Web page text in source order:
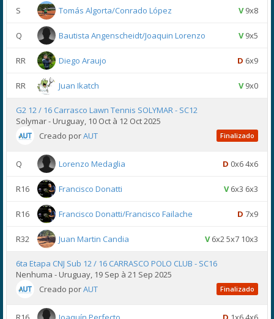
S Tomás Algorta/Conrado López V9x8
Q Bautista Angenscheidt/Joaquin Lorenzo V9x5
RR Diego Araujo D 6x9
RR Juan Ikatch V9x0
G2 12 / 16 Carrasco Lawn Tennis SOLYMAR - SC12
Solymar - Uruguay, 10 Oct à 12 Oct 2025
Creado porAUT Finalizado
Q Lorenzo Medaglia D 0x6 4x6
R16 Francisco Donatti V6x3 6x3
R16 Francisco Donatti/Francisco Failache D 7x9
R32 Juan Martin Candia V6x2 5x7 10x3
6ta Etapa CNJ Sub 12 / 16 CARRASCO POLO CLUB - SC16
Nenhuma - Uruguay, 19 Sep à 21 Sep 2025
Creado porAUT Finalizado